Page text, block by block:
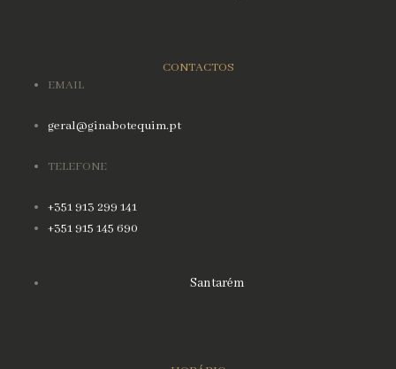
CONTACTOS
EMAIL
geral@ginabotequim.pt
TELEFONE
+351 913 299 141
+351 915 145 690
Santarém